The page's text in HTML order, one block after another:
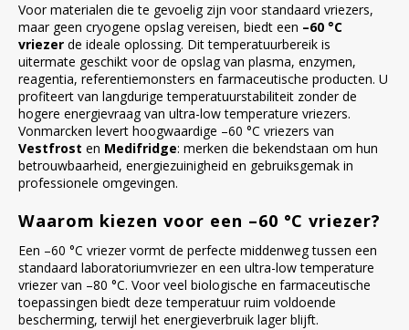
Voor materialen die te gevoelig zijn voor standaard vriezers,
maar geen cryogene opslag vereisen, biedt een –60 °C
vriezer de ideale oplossing. Dit temperatuurbereik is
uitermate geschikt voor de opslag van plasma, enzymen,
reagentia, referentiemonsters en farmaceutische producten. U
profiteert van langdurige temperatuurstabiliteit zonder de
hogere energievraag van ultra-low temperature vriezers.
Vonmarcken levert hoogwaardige –60 °C vriezers van
Vestfrost en Medifridge: merken die bekendstaan om hun
betrouwbaarheid, energiezuinigheid en gebruiksgemak in
professionele omgevingen.
Waarom kiezen voor een –60 °C vriezer?
Een –60 °C vriezer vormt de perfecte middenweg tussen een
standaard laboratoriumvriezer en een ultra-low temperature
vriezer van –80 °C. Voor veel biologische en farmaceutische
toepassingen biedt deze temperatuur ruim voldoende
bescherming, terwijl het energieverbruik lager blijft.